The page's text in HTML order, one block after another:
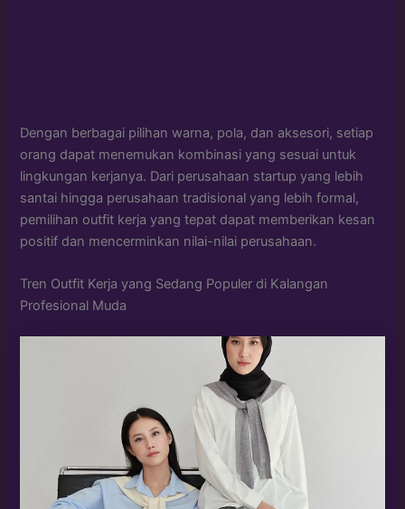
Dengan berbagai pilihan warna, pola, dan aksesori, setiap
orang dapat menemukan kombinasi yang sesuai untuk
lingkungan kerjanya. Dari perusahaan startup yang lebih
santai hingga perusahaan tradisional yang lebih formal,
pemilihan outfit kerja yang tepat dapat memberikan kesan
positif dan mencerminkan nilai-nilai perusahaan.
Tren Outfit Kerja yang Sedang Populer di Kalangan
Profesional Muda